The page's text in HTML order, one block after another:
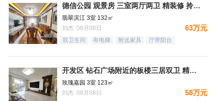
德信公园 观景房 三室两厅两卫 精装修 拎包入住
翡翠滨江 3室 132㎡
刘杰 08月08日
63万元
双卫生间 有电梯 附送家具 厅带阳台
开发区 钻石广场附近的板楼三居双卫 精装未住
玫瑰嘉园 3室 123㎡
刘杰 08月08日
58万元